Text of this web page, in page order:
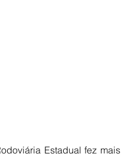
Estadual fez mais